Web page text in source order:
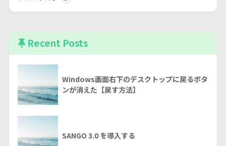
Recent Posts
Windows画面右下のデスクトップに戻るボタ
ンが消えた【戻す方法】
SANGO 3.0 を導入する